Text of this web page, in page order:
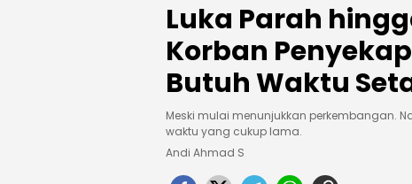
Luka Parah
Korban
Butuh Waktu
Meski mulai menunjukkan perkembangan.
waktu yang cukup lama.
Andi Ahmad S